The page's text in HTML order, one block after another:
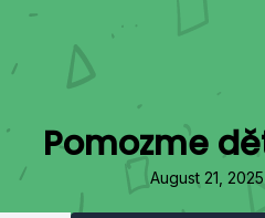
Pomozme
August 21, 2025